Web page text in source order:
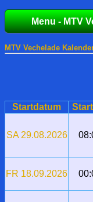
Menu - MTV
MTV Vechelade
Startdatum
SA 29.08.2026
FR 18.09.2026